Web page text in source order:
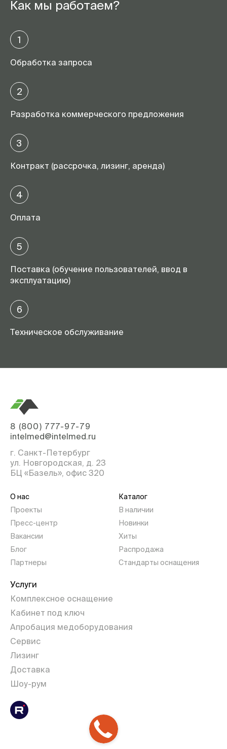
Как мы работаем?
1
Обработка запроса
2
Разработка коммерческого предложения
3
Контракт (рассрочка, лизинг, аренда)
4
Оплата
5
Поставка (обучение пользователей, ввод в
эксплуатацию)
6
Техническое обслуживание
8 (800) 777-97-79
intelmed@intelmed.ru
г. Санкт-Петербург
ул. Новгородская, д. 23
БЦ «Базель», офис 320
О нас
Проекты
Пресс-центр
Вакансии
Блог
Партнеры
Каталог
В наличии
Новинки
Хиты
Распродажа
Стандарты оснащения
Услуги
Комплексное оснащение
Кабинет под ключ
Апробация медоборудования
Сервис
Лизинг
Доставка
Шоу-рум